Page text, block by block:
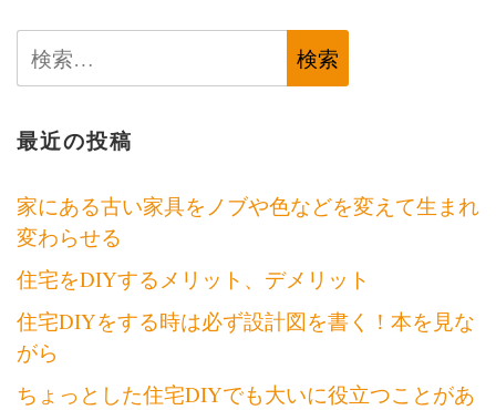
検
索:
最近の投稿
家にある古い家具をノブや色などを変えて生まれ
変わらせる
住宅をDIYするメリット、デメリット
住宅DIYをする時は必ず設計図を書く！本を見な
がら
ちょっとした住宅DIYでも大いに役立つことがあ